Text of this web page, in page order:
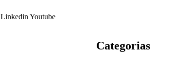
Linkedin Youtube
Categorias